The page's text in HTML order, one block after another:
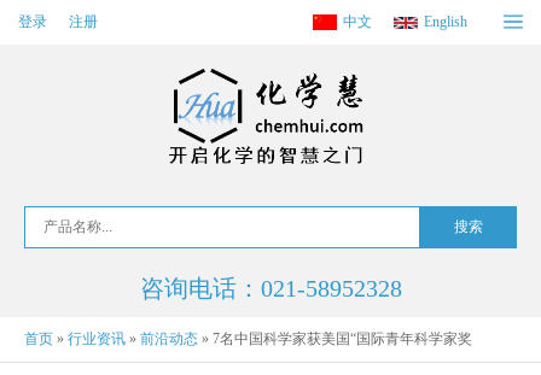
登录 注册 中文 English
咨询电话：021-58952328
首页 » 行业资讯 » 前沿动态 » 7名中国科学家获美国“国际青年科学家奖